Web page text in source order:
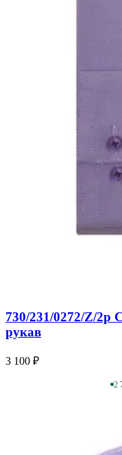
730/231/0272/Z/2p
рукав
3 100 ₽
2